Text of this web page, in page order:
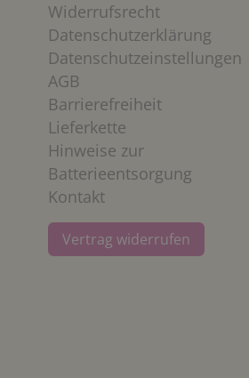
Widerrufsrecht
Datenschutzerklärung
Datenschutzeinstellungen
AGB
Barrierefreiheit
Lieferkette
Hinweise zur
Batterieentsorgung
Kontakt
Vertrag widerrufen